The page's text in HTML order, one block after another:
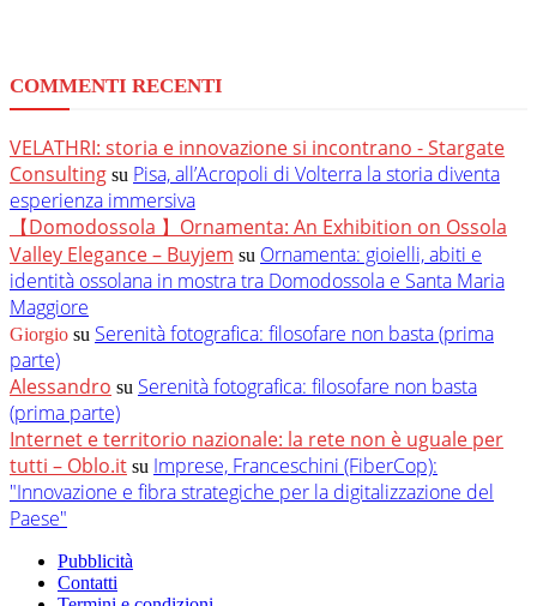
COMMENTI RECENTI
VELATHRI: storia e innovazione si incontrano - Stargate
Consulting su Pisa, all’Acropoli di Volterra la storia diventa
esperienza immersiva
【Domodossola 】Ornamenta: An Exhibition on Ossola
Valley Elegance – Buyjem su Ornamenta: gioielli, abiti e
identità ossolana in mostra tra Domodossola e Santa Maria
Maggiore
Giorgio su Serenità fotografica: filosofare non basta (prima
parte)
Alessandro su Serenità fotografica: filosofare non basta
(prima parte)
Internet e territorio nazionale: la rete non è uguale per
tutti – Oblo.it su Imprese, Franceschini (FiberCop):
"Innovazione e fibra strategiche per la digitalizzazione del
Paese"
Pubblicità
Contatti